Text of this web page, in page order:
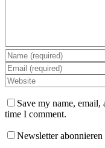
Save my name,
time I comment.
Newsletter